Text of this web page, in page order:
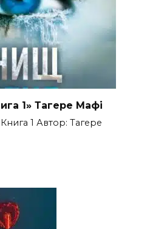
1» Тагере Мафі
1 Автор: Тагере